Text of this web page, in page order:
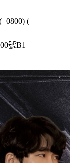
(
號B1